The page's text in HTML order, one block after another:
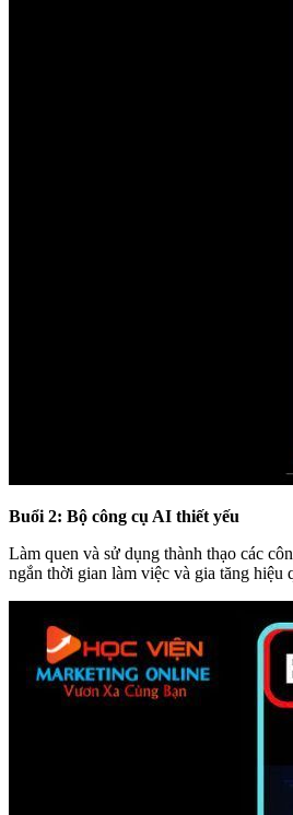
Buổi 2: Bộ công cụ AI thiết yếu
Làm quen và sử dụng thành thạo các
ngắn thời gian làm việc và gia tăng hiệu